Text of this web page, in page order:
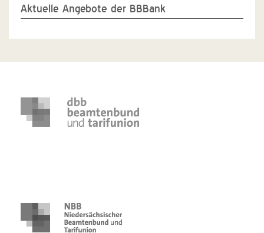
Aktuelle Angebote der BBBank